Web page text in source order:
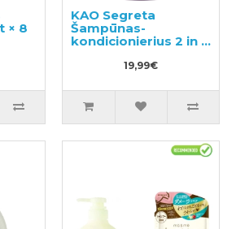
× 8
KAO Segreta
Šampūnas-
kondicionierius 2 in 1
19,99€